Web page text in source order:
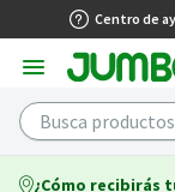
Centro de
¿Cómo recibirás